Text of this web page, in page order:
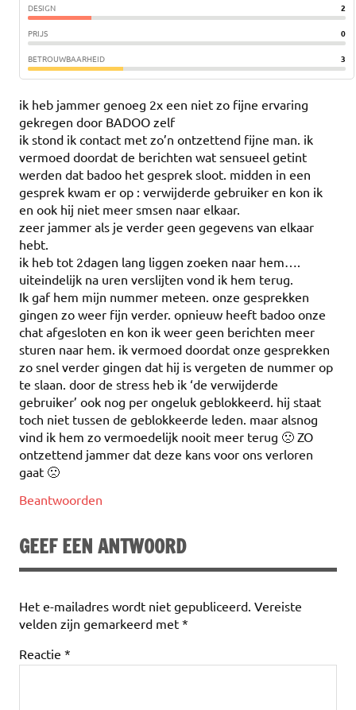
DESIGN 2
PRIJS 0
BETROUWBAARHEID 3
ik heb jammer genoeg 2x een niet zo fijne ervaring
gekregen door BADOO zelf
ik stond ik contact met zo’n ontzettend fijne man. ik
vermoed doordat de berichten wat sensueel getint
werden dat badoo het gesprek sloot. midden in een
gesprek kwam er op : verwijderde gebruiker en kon ik
en ook hij niet meer smsen naar elkaar.
zeer jammer als je verder geen gegevens van elkaar
hebt.
ik heb tot 2dagen lang liggen zoeken naar hem….
uiteindelijk na uren verslijten vond ik hem terug.
Ik gaf hem mijn nummer meteen. onze gesprekken
gingen zo weer fijn verder. opnieuw heeft badoo onze
chat afgesloten en kon ik weer geen berichten meer
sturen naar hem. ik vermoed doordat onze gesprekken
zo snel verder gingen dat hij is vergeten de nummer op
te slaan. door de stress heb ik ‘de verwijderde
gebruiker’ ook nog per ongeluk geblokkeerd. hij staat
toch niet tussen de geblokkeerde leden. maar alsnog
vind ik hem zo vermoedelijk nooit meer terug 🙁 ZO
ontzettend jammer dat deze kans voor ons verloren
gaat 🙁
Beantwoorden
GEEF EEN ANTWOORD
Het e-mailadres wordt niet gepubliceerd. Vereiste
velden zijn gemarkeerd met *
Reactie *